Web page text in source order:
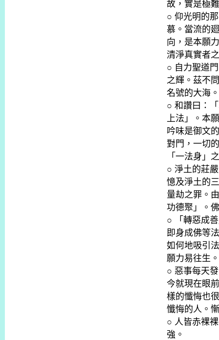
故，實是極
○ 仰光明的
慕。當流的
向，是本願
清淨真實者
○ 自力聖道
之輝。茲不
名號的大海。
○ 和讚曰：
上法」。本
吟味是御文
對門，一切
「一法身」
○ 淨土的莊
憶及淨土的
量劫之罪。
功德聚」。
○ 「轉惡成
即身成佛等
如何地吸引
願力易往生。
○ 惡事每天
今就現在眼
樣的懺悔也
懺悔的人。
○ 人皆赤裸
強。